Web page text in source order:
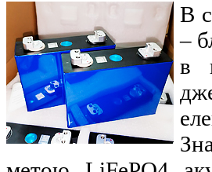
В
–
в